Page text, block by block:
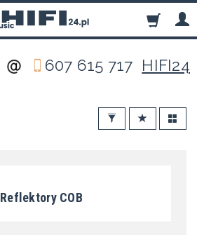
607 615 717 HIFI24
Reflektory COB